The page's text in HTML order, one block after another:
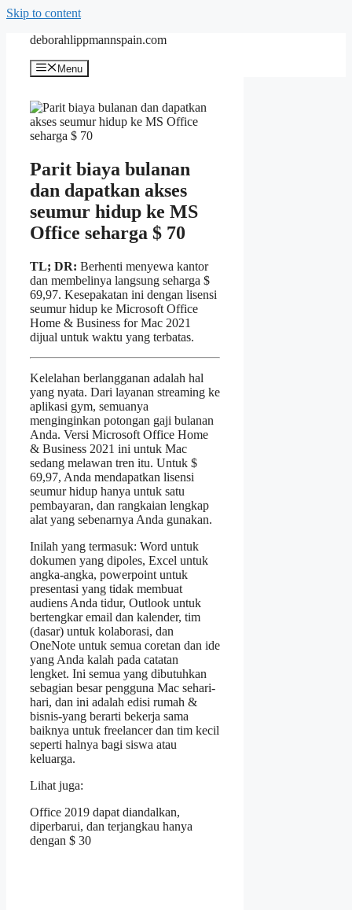
Skip to content
deborahlippmannspain.com
Menu
Parit biaya bulanan
dan dapatkan akses
seumur hidup ke MS
Office seharga $ 70
TL; DR: Berhenti menyewa kantor
dan membelinya langsung seharga $
69,97. Kesepakatan ini dengan lisensi
seumur hidup ke Microsoft Office
Home & Business for Mac 2021
dijual untuk waktu yang terbatas.
Kelelahan berlangganan adalah hal
yang nyata. Dari layanan streaming ke
aplikasi gym, semuanya
menginginkan potongan gaji bulanan
Anda. Versi Microsoft Office Home
& Business 2021 ini untuk Mac
sedang melawan tren itu. Untuk $
69,97, Anda mendapatkan lisensi
seumur hidup hanya untuk satu
pembayaran, dan rangkaian lengkap
alat yang sebenarnya Anda gunakan.
Inilah yang termasuk: Word untuk
dokumen yang dipoles, Excel untuk
angka-angka, powerpoint untuk
presentasi yang tidak membuat
audiens Anda tidur, Outlook untuk
bertengkar email dan kalender, tim
(dasar) untuk kolaborasi, dan
OneNote untuk semua coretan dan ide
yang Anda kalah pada catatan
lengket. Ini semua yang dibutuhkan
sebagian besar pengguna Mac sehari-
hari, dan ini adalah edisi rumah &
bisnis-yang berarti bekerja sama
baiknya untuk freelancer dan tim kecil
seperti halnya bagi siswa atau
keluarga.
Lihat juga:
Office 2019 dapat diandalkan,
diperbarui, dan terjangkau hanya
dengan $ 30